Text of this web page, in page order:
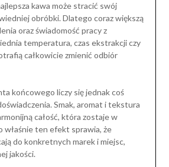
kawa może stracić swój
obróbki. Dlatego coraz większą
oraz świadomość pracy z
temperatura, czas ekstrakcji czy
całkowicie zmienić odbiór
końcowego liczy się jednak coś
Smak, aromat i tekstura
całość, która zostaje w
właśnie ten efekt sprawia, że
do konkretnych marek i miejsc,
jakości.